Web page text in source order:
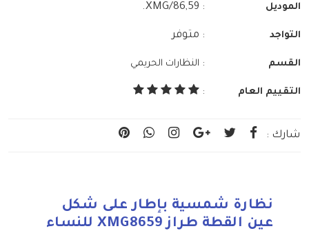
الموديل : XMG/86,59.
التواجد : متوفر
القسم : النظارات الحريمي
التقييم العام :
شارك :
نظارة شمسية بإطار على شكل
عين القطة طراز XMG8659 للنساء